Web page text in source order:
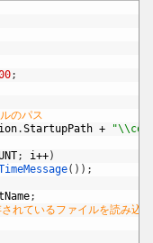
;
のパス
.StartupPath +
; i++)
( ) ) ;
;
れているファイルを読み込む